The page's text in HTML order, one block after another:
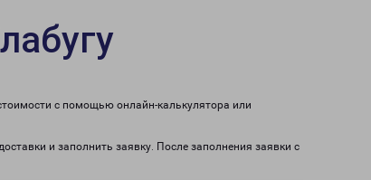
с помощью онлайн-калькулятора или
и заполнить заявку. После заполнения заявки с